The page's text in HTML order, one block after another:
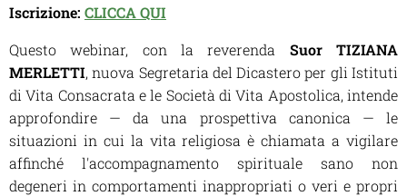
Iscrizione: CLICCA QUI
Questo webinar, con la reverenda Suor TIZIANA
MERLETTI, nuova Segretaria del Dicastero per gli Istituti
di Vita Consacrata e le Società di Vita Apostolica, intende
approfondire — da una prospettiva canonica — le
situazioni in cui la vita religiosa è chiamata a vigilare
affinché l'accompagnamento spirituale sano non
degeneri in comportamenti inappropriati o veri e propri